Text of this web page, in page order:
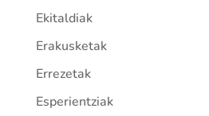
Ekitaldiak
Erakusketak
Errezetak
Esperientziak